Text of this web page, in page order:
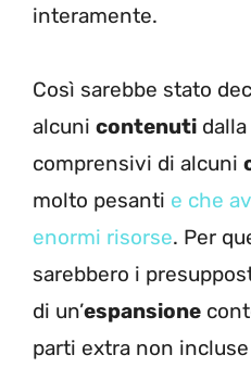
interamente.
Così sarebbe stato
alcuni contenuti
comprensivi di alcuni
molto pesanti e che
enormi risorse. Per
sarebbero i
di un’espansione
parti extra non